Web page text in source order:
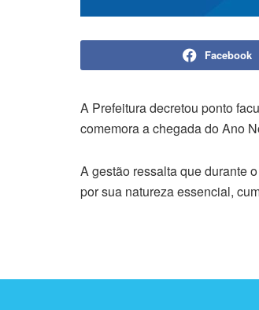
Facebook
A Prefeitura decretou ponto
comemora a chegada do Ano
A gestão ressalta que durante
por sua natureza essencial,